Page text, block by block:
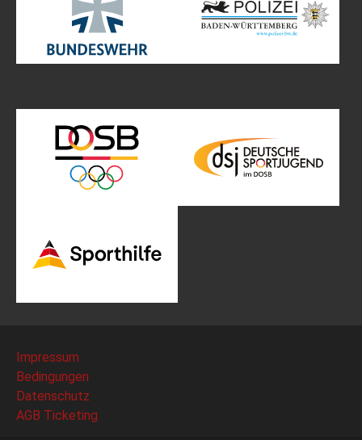
Impressum
Bedingungen
Datenschutz
AGB Ticketing